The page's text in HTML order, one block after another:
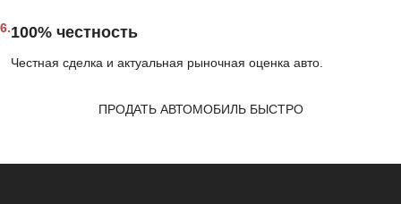
6.100% честность
Честная сделка и актуальная рыночная оценка авто.
ПРОДАТЬ АВТОМОБИЛЬ БЫСТРО